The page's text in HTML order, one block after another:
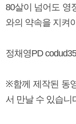
80살이 넘어도 영
와의 약속을 지켜
정채영PD
※함께 제작된 동
서 만날 수 있습니